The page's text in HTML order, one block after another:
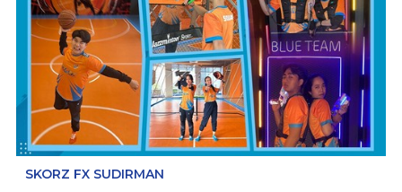
SKORZ FX SUDIRMAN